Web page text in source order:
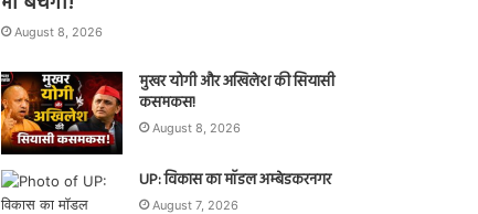
August 8, 2026
मुखर योगी और अखिलेश की सियासी
कसमकस!
August 8, 2026
UP: विकास का मॉडल अम्बेडकरनगर
August 7, 2026